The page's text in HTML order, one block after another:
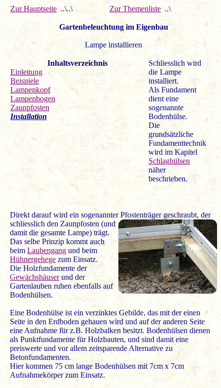
Zur Hauptseite ..\..\ Zur Themenliste ..\
Gartenbeleuchtung im Eigenbau
Lampe installieren
Inhaltsverzeichnis
Einleitung
Beispiele
Lampenkopf
Lampenbogen
Zaunpfosten
Installation
Schliesslich wird
die Lampe
installiert.
Als Fundament
dient eine
sogenannte
Bodenhülse.
Die
grundsätzliche
Fundamenttechnik
wird im Kapitel
Schlaghülsen
näher
beschrieben.
Direkt darauf wird ein sogenannter Pfostenträger geschraubt, der
schliesslich den Zaunpfosten (und
damit die gesamte Lampe) trägt.
Das selbe Prinzip kommt auch
beim Laubengang und beim
Hühnergehege zum Einsatz.
Die Holzfundamente der
Gewächshäuserund der
Gartenlauben ruhen ebenfalls auf
Bodenhülsen.
Eine Bodenhülse ist ein verzinktes Gebilde, das mit der einen
Seite in den Erdboden gehauen wird und auf der anderen Seite
eine Aufnahme für z.B. Holzbalken besitzt. Bodenhülsen dienen
als Punktfundamente für Holzbauten, und sind damit eine
preiswerte und vor allem zeitsparende Alternative zu
Betonfundamenten.
Hier kommen 75 cm lange Bodenhülsen mit 7cm x 7cm
Aufnahmekörper zum Einsatz.